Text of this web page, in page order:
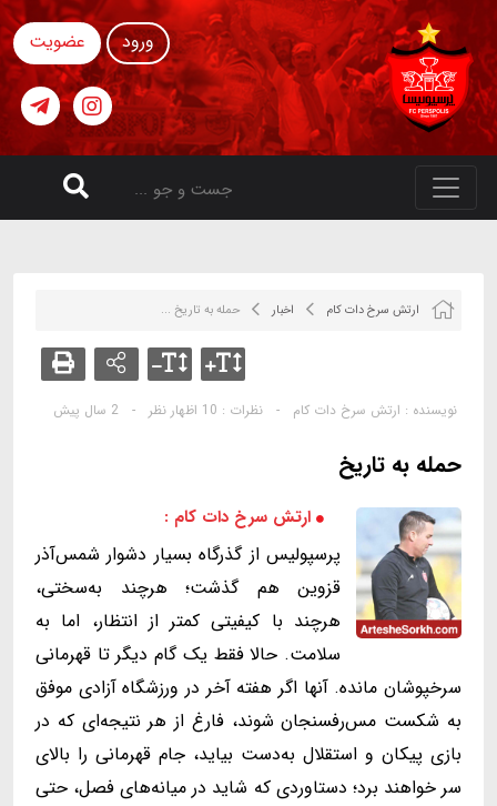
ورود عضویت
ارتش سرخ دات کام اخبار حمله به تاریخ ...
نویسنده : ارتش سرخ دات کام - نظرات : 10 اظهار نظر - 2 سال پیش
حمله به تاریخ
ارتش سرخ دات کام :
پرسپولیس از گذرگاه بسیار دشوار شمس‌آذر
قزوین هم گذشت؛ هرچند به‌سختی،
هرچند با کیفیتی کمتر از انتظار، اما به
سلامت. حالا فقط یک گام دیگر تا قهرمانی
سرخپوشان مانده. آنها اگر هفته آخر در ورزشگاه آزادی موفق
به شکست مس‌رفسنجان شوند، فارغ از هر نتیجه‌ای که در
بازی پیکان و استقلال به‌دست بیاید، جام قهرمانی را بالای
سر خواهند برد؛ دستاوردی که شاید در میانه‌های فصل، حتی